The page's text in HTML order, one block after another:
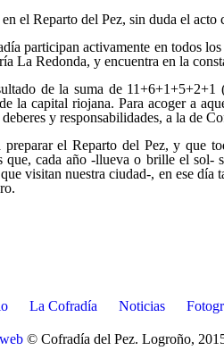
el Reparto del Pez, sin duda el acto
participan activamente en todos
La Redonda, y encuentra en la
de la suma de
la capital riojana. Para acoger a
y responsabilidades, a la de
preparar elReparto del Pez, y que
que, cada año -llueva o brille el
visitan nuestra ciudad-, en ese
.
La Cofradía Noticias
© Cofradía del Pez. Logroño,